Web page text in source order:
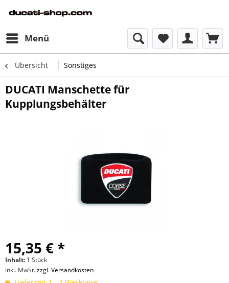
Menü
Übersicht Sonstiges
DUCATI Manschette für
Kupplungsbehälter
15,35 € *
Inhalt: 1 Stück
inkl. MwSt.zzgl. Versandkosten